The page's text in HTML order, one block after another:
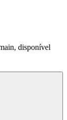
disponível